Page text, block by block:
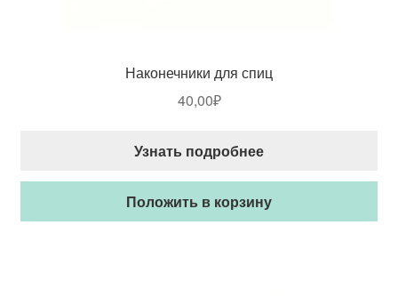
Наконечники для спиц
40,00₽
Узнать подробнее
Положить в корзину